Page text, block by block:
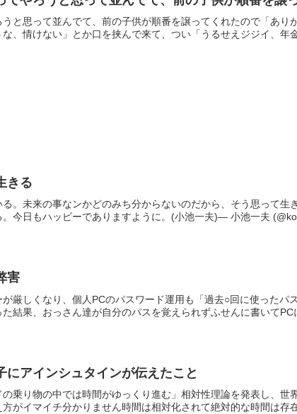
と思って並んでて、前の子供が順番を譲ってくれたので「あ
、情けない」とか口を挟んで来て、つい「うるせえジジイ、年
きる
。未来の事なンかどのみち分からないのだから、そう思って
。今日もハッピーでありますように。(小池一夫)— 小池一夫
害
厳しくなり、個人PCのパスワード運用も「過去○回に使った
結果、おっさん達が自分のパスを覚えられずふせんに書いてPC
にアインシュタインが伝えたこと
乗り物の中では時間がゆっくり進む」相対性理論を発表し、
がイマイチ分かりません時間は相対化されて絶対的な時間は存